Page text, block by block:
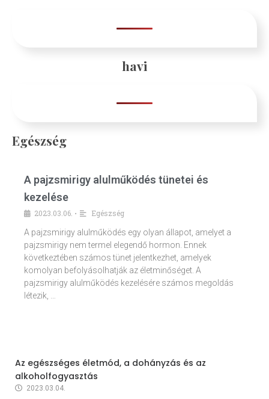
havi
Egészség
A pajzsmirigy alulműködés tünetei és
kezelése
2023.03.06. •
Egészség
A pajzsmirigy alulműködés egy olyan állapot, amelyet a
pajzsmirigy nem termel elegendő hormon. Ennek
következtében számos tünet jelentkezhet, amelyek
komolyan befolyásolhatják az életminőséget. A
pajzsmirigy alulműködés kezelésére számos megoldás
létezik, …
Az egészséges életmód, a dohányzás és az
alkoholfogyasztás
2023.03.04.